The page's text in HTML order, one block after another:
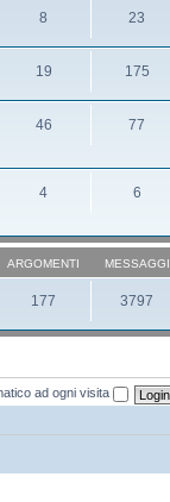
8 23
19 175
46 77
4 6
ARGOMENTI MESSAGGI
177 3797
ad ogni visita